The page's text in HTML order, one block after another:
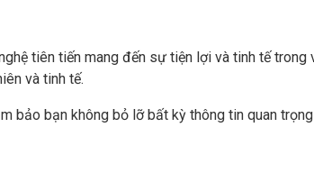
tiên tiến mang đến sự tiện lợi và tinh tế
và tinh tế.
bảo bạn không bỏ lỡ bất kỳ thông tin quan